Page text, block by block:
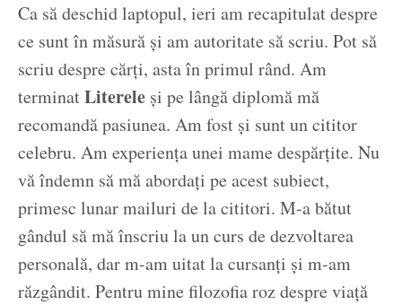
Ca să deschid laptopul, ieri am recapitulat despre
ce sunt în măsură și am autoritate să scriu. Pot să
scriu despre cărți, asta în primul rând. Am
terminatLiterele și pe lângă diplomă mă
recomandă pasiunea. Am fost și sunt un cititor
celebru. Am experiența unei mame despărțite. Nu
vă îndemn să mă abordați pe acest subiect,
primesc lunar mailuri de la cititori. M-a bătut
gândul să mă înscriu la un curs de dezvoltarea
personală, dar m-am uitat la cursanți și m-am
răzgândit. Pentru mine filozofia roz despre viață